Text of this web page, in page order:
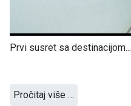
Prvi susret sa destinacijom...
Pročitaj više …